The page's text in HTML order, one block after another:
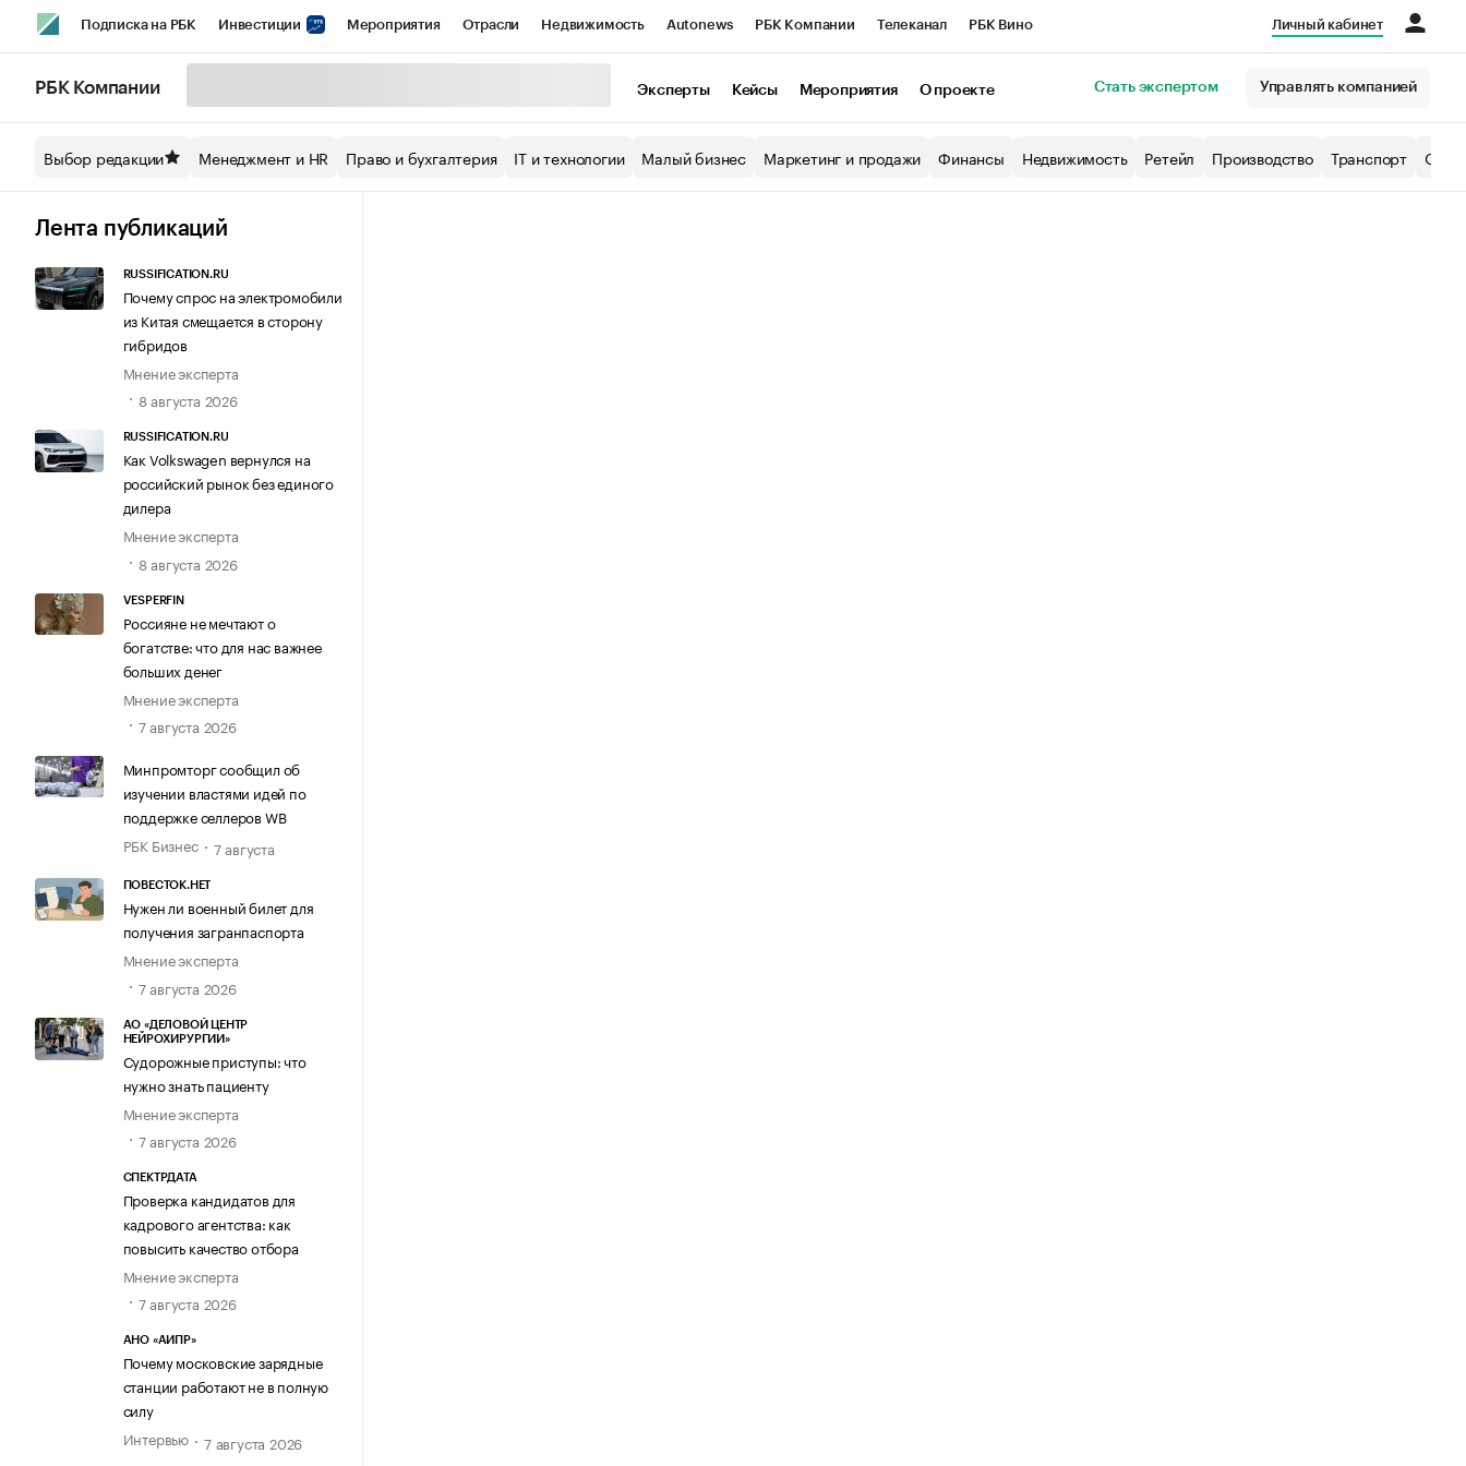
Подписка на РБК Инвестиции Мероприятия Отрасли Недвижимость Autonews РБК Компании Телеканал РБК Вино
Спецпроекты СПб Конференции СПб Спецпроекты Экономика Бизнес
Технологии и медиа
Личный кабинет
РБК Компании Эксперты Кейсы Мероприятия О проекте Стать экспертом Управлять компанией
Выбор редакции Менеджмент и HR Право и бухгалтерия IT и технологии Малый бизнес Маркетинг и продажи Финансы Недвижимость Ретейл Производство Транспорт
Лента публикаций
RUSSIFICATION.RU
Почему спрос на электромобили
из Китая смещается в сторону
гибридов
Мнение эксперта
8 августа 2026
RUSSIFICATION.RU
Как Volkswagen вернулся на
российский рынок без единого
дилера
Мнение эксперта
8 августа 2026
VESPERFIN
Россияне не мечтают о
богатстве: что для нас важнее
больших денег
Мнение эксперта
7 августа 2026
Минпромторг сообщил об
изучении властями идей по
поддержке селлеров WB
РБК Бизнес
7 августа
ПОВЕСТОК.НЕТ
Нужен ли военный билет для
получения загранпаспорта
Мнение эксперта
7 августа 2026
АО «ДЕЛОВОЙ ЦЕНТР
НЕЙРОХИРУРГИИ»
Судорожные приступы: что
нужно знать пациенту
Мнение эксперта
7 августа 2026
СПЕКТРДАТА
Проверка кандидатов для
кадрового агентства: как
повысить качество отбора
Мнение эксперта
7 августа 2026
АНО «АИПР»
Почему московские зарядные
станции работают не в полную
силу
Интервью
7 августа 2026